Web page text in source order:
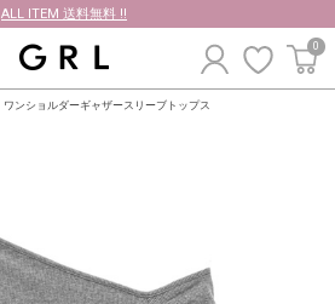
ALL ITEM 送料無料 !!
0
ワンショルダーギャザースリーブトップス